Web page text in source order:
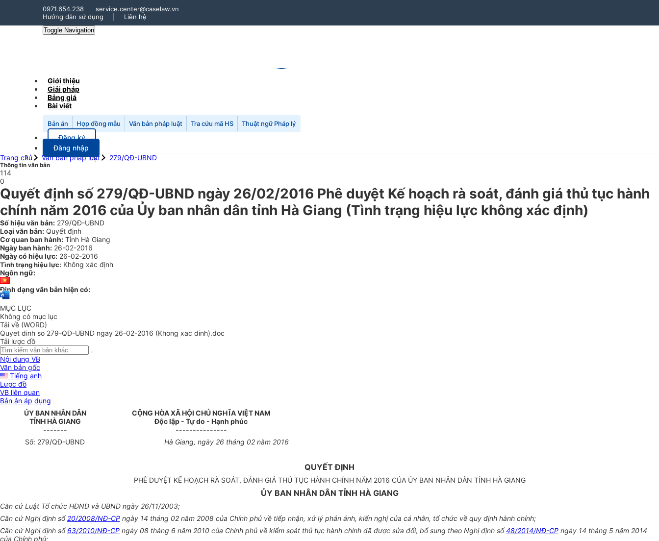
0971.654.238
service.center@caselaw.vn
Hướng dẫn sử dụng
Liên hệ
Toggle Navigation
Giới thiệu
Giải pháp
Bảng giá
Bài viết
Bản án Hợp đồng mẫu Văn bản pháp luật Tra cứu mã HS Thuật ngữ Pháp lý
Đăng ký
Đăng nhập
Trang chủ
Văn bản pháp luật 279/QĐ-UBND
Thông tin văn bản
114
0
Quyết định số 279/QĐ-UBND ngày 26/02/2016 Phê duyệt Kế hoạch rà soát, đánh giá thủ tục hành
chính năm 2016 của Ủy ban nhân dân tỉnh Hà Giang (Tình trạng hiệu lực không xác định)
Số hiệu văn bản: 279/QĐ-UBND
Loại văn bản: Quyết định
Cơ quan ban hành: Tỉnh Hà Giang
Ngày ban hành: 26-02-2016
Ngày có hiệu lực: 26-02-2016
Tình trạng hiệu lực: Không xác định
Ngôn ngữ:
Định dạng văn bản hiện có:
MỤC LỤC
Không có mục lục
Tải về (WORD)
Quyet dinh so 279-QD-UBND ngay 26-02-2016 (Khong xac dinh).doc
Tải lược đồ
Nội dung VB
Văn bản gốc
Tiếng anh
Lược đồ
VB liên quan
Bản án áp dụng
ỦY BAN NHÂN DÂN
TỈNH HÀ GIANG
-------
CỘNG HÒA XÃ HỘI CHỦ NGHĨA VIỆT NAM
Độc lập - Tự do - Hạnh phúc
---------------
Số: 279/QĐ-UBND Hà Giang, ngày 26tháng 02năm 2016
QUYẾT ĐỊNH
PHÊ DUYỆT KẾ HOẠCH RÀ SOÁT, ĐÁNH GIÁ THỦ TỤC HÀNH CHÍNH NĂM 2016 CỦA ỦY BAN NHÂN DÂN TỈNH HÀ GIANG
ỦY BAN NHÂN DÂN TỈNH HÀ GIANG
Căn cứ Luật Tổ chức HĐND và UBND ngày 26/11/2003;
Căn cứ Nghị định số20/2008/NĐ-CP ngày 14 tháng 02 năm 2008 của Chính phủ về tiếp nhận, xử lý phản ánh, kiến nghị của cá nhân, tổ chức về quy định hành chính;
Căn cứ Nghị định số63/2010/NĐ-CP ngày 08 tháng 6 năm 2010 của Chính phủ về kiểm soát thủ tục hành chính đã được sửa đổi, bổ sung theo Nghịđịnh số48/2014/NĐ-CP ngày 14 tháng 5 năm 2014
của Chính phủ;